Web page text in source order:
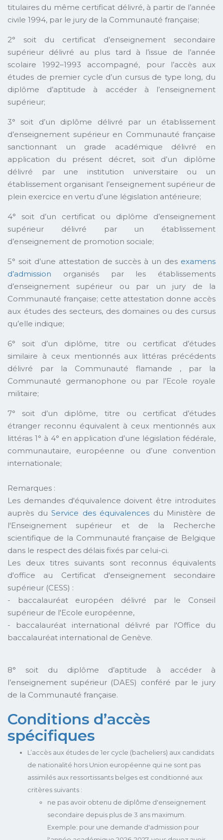
titulaires du même certificat délivré, à partir de l’année
civile 1994, par le jury de la Communauté française;
2° soit du certificat d’enseignement secondaire
supérieur délivré au plus tard à l’issue de l’année
scolaire 1992–1993 accompagné, pour l’accès aux
études de premier cycle d’un cursus de type long, du
diplôme d’aptitude à accéder à l’enseignement
supérieur;
3° soit d’un diplôme délivré par un établissement
d’enseignement supérieur en Communauté française
sanctionnant un grade académique délivré en
application du présent décret, soit d’un diplôme
délivré par une institution universitaire ou un
établissement organisant l’enseignement supérieur de
plein exercice en vertu d’une législation antérieure;
4° soit d’un certificat ou diplôme d’enseignement
supérieur délivré par un établissement
d’enseignement de promotion sociale;
5° soit d’une attestation de succès à un des examens
d’admission organisés par les établissements
d’enseignement supérieur ou par un jury de la
Communauté française; cette attestation donne accès
aux études des secteurs, des domaines ou des cursus
qu’elle indique;
6° soit d’un diplôme, titre ou certificat d’études
similaire à ceux mentionnés aux littéras précédents
délivré par la Communauté flamande , par la
Communauté germanophone ou par l’Ecole royale
militaire;
7° soit d’un diplôme, titre ou certificat d’études
étranger reconnu équivalent à ceux mentionnés aux
littéras 1° à 4° en application d’une législation fédérale,
communautaire, européenne ou d’une convention
internationale;
Remarques :
Les demandes d'équivalence doivent être introduites
auprès duService des équivalences du Ministère de
l'Enseignement supérieur et de la Recherche
scientifique de la Communauté française de Belgique
dans le respect des délais fixés par celui-ci.
Les deux titres suivants sont reconnus équivalents
d'office au Certificat d'enseignement secondaire
supérieur (CESS) :
- baccalauréat européen délivré par le Conseil
supérieur de l'Ecole européenne,
- baccalauréat international délivré par l'Office du
baccalauréat international de Genève.
8° soit du diplôme d’aptitude à accéder à
l’enseignement supérieur (DAES) conféré par le jury
de la Communauté française.
Conditions d’accès
spécifiques
L’accès aux études de 1er cycle (bacheliers) aux candidats
de nationalité hors Union européenne qui ne sont pas
assimilés aux ressortissants belges est conditionné aux
critères suivants :
ne pas avoir obtenu de diplôme d'enseignement
secondaire depuis plus de 3 ans maximum.
Exemple: pour une demande d'admission pour